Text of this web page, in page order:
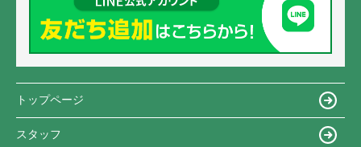
トップページ
スタッフ